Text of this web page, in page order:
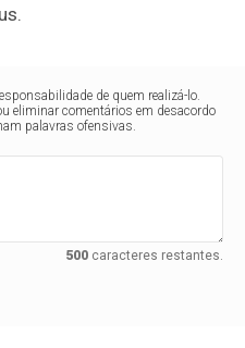
de quem realizá-lo.
eliminar comentários em desacordo
palavras ofensivas.
500caracteres restantes.